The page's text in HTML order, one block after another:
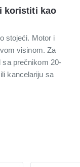
koristiti kao
stojeći. Motor i
visinom. Za
sa prečnikom 20-
kancelariju sa